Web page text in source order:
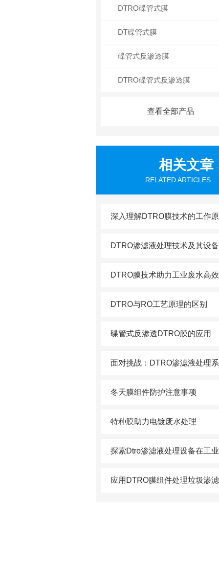
DTRO碟管式膜
DT碟管式膜
碟管式反渗透膜
DTRO碟管式反渗透膜
查看全部产品
相关文章
RELATED ARTICLES
DTRO渗滤液处理技术及其设
DTRO膜技术助力工业废水高
DTRO与RO工艺原理的区别
碟管式反渗透DTRO膜的应用
冬天膜组件防护注意事项
特种膜助力电镀废水处理